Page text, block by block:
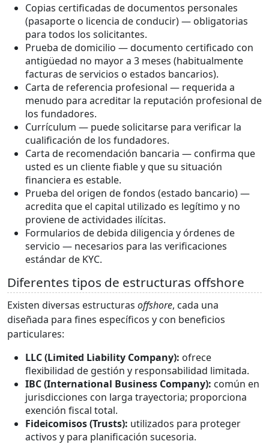
Copias certificadas de documentos personales
(pasaporte o licencia de conducir) — obligatorias
para todos los solicitantes.
Prueba de domicilio — documento certificado con
antigüedad no mayor a 3 meses (habitualmente
facturas de servicios o estados bancarios).
Carta de referencia profesional — requerida a
menudo para acreditar la reputación profesional de
los fundadores.
Currículum — puede solicitarse para verificar la
cualificación de los fundadores.
Carta de recomendación bancaria — confirma que
usted es un cliente fiable y que su situación
financiera es estable.
Prueba del origen de fondos (estado bancario) —
acredita que el capital utilizado es legítimo y no
proviene de actividades ilícitas.
Formularios de debida diligencia y órdenes de
servicio — necesarios para las verificaciones
estándar de KYC.
Diferentes tipos de estructuras offshore
Existen diversas estructuras offshore, cada una
diseñada para fines específicos y con beneficios
particulares:
LLC (Limited Liability Company): ofrece
flexibilidad de gestión y responsabilidad limitada.
IBC (International Business Company): común en
jurisdicciones con larga trayectoria; proporciona
exención fiscal total.
Fideicomisos (Trusts): utilizados para proteger
activos y para planificación sucesoria.